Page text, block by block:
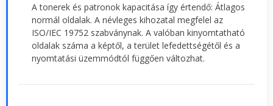
A tonerek és patronok kapacitása így értendő: Átlagos
normál oldalak. A névleges kihozatal megfelel az
ISO/IEC 19752 szabványnak. A valóban kinyomtatható
oldalak száma a képtől, a terület lefedettségétől és a
nyomtatási üzemmódtól függően változhat.